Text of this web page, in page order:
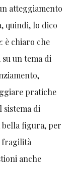
atteggiamento
quindi, lo dico
è chiaro che
un tema di
pratiche
sistema di
figura, per
fragilità
anche